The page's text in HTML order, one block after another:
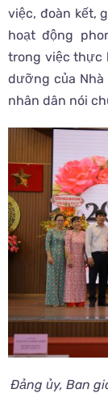
việc, đoàn kết,
hoạt động
trong việc thực
dưỡng của
nhân dân nói
Đảng ủy, Ban